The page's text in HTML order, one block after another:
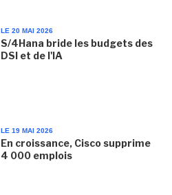
LE 20 MAI 2026
S/4Hana bride les budgets des
DSI et de l'IA
LE 19 MAI 2026
En croissance, Cisco supprime
4 000 emplois